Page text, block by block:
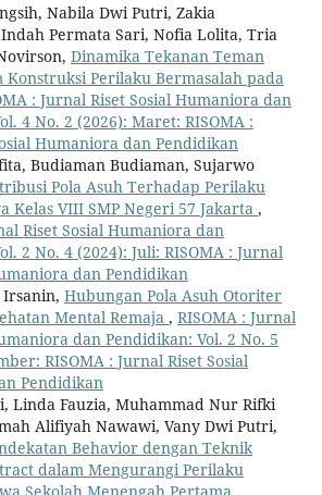
Nabila Dwi Putri, Zakia
Permata Sari, Nofia Lolita, Tria
Dinamika Tekanan Teman
Konstruksi Perilaku Bermasalah pada
: Jurnal Riset Sosial Humaniora dan
4 No. 2 (2026): Maret: RISOMA :
Humaniora dan Pendidikan
Budiaman Budiaman, Sujarwo
Pola Asuh Terhadap Perilaku
Kelas VIII SMP Negeri 57 Jakarta ,
Riset Sosial Humaniora dan
2 No. 4 (2024): Juli: RISOMA : Jurnal
dan Pendidikan
Hubungan Pola Asuh Otoriter
Mental Remaja , RISOMA : Jurnal
dan Pendidikan: Vol. 2 No. 5
RISOMA : Jurnal Riset Sosial
Pendidikan
Linda Fauzia, Muhammad Nur Rifki
Alifiyah Nawawi, Vany Dwi Putri,
Behavior dengan Teknik
dalam Mengurangi Perilaku